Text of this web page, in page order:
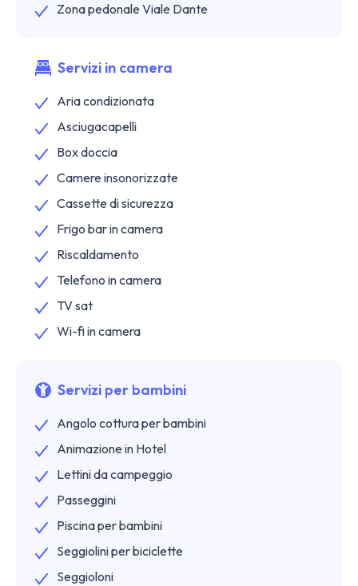
Zona pedonale Viale Dante
Servizi in camera
Aria condizionata
Asciugacapelli
Box doccia
Camere insonorizzate
Cassette di sicurezza
Frigo bar in camera
Riscaldamento
Telefono in camera
TV sat
Wi-fi in camera
Servizi per bambini
Angolo cottura per bambini
Animazione in Hotel
Lettini da campeggio
Passeggini
Piscina per bambini
Seggiolini per biciclette
Seggioloni